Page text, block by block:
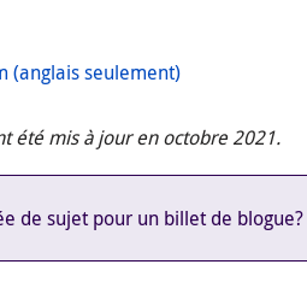
(anglais seulement)
été mis à jour en octobre 2021.
de sujet pour un billet de blogue?